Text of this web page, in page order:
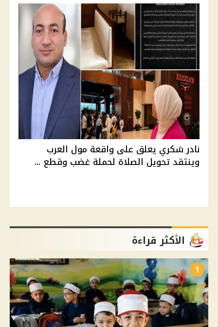
نادر شكري يعلق على واقعة مول العرب
وينتقد تحويل الصلاة لحملة غضب وقطع ...
الأكثر قراءة
1